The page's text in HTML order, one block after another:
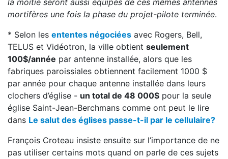
la moitié seront aussi équipés de ces mêmes antennes
mortifères une fois la phase du projet-pilote terminée.
* Selon les ententes négociées avec Rogers, Bell,
TELUS et Vidéotron, la ville obtient seulement
100$/année par antenne installée, alors que les
fabriques paroissiales obtiennent facilement 1000 $
par année pour chaque antenne installée dans leurs
clochers d’église - un total de 48 000$ pour la seule
église Saint-Jean-Berchmans comme ont peut le lire
dans Le salut des églises passe-t-il par le cellulaire?
François Croteau insiste ensuite sur l’importance de ne
pas utiliser certains mots quand on parle de ces sujets